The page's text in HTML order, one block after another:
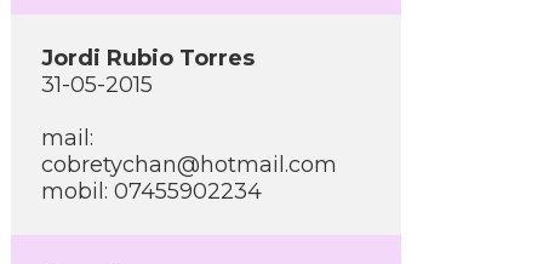
Jordi Rubio Torres
31-05-2015
mail:
cobretychan@hotmail.com
mobil: 07455902234